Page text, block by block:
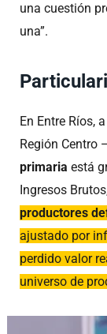
una cuestión
una”.
En Entre Ríos,
Región Centro
primaria está
Ingresos
productores
ajustado por
perdido valor
universo de